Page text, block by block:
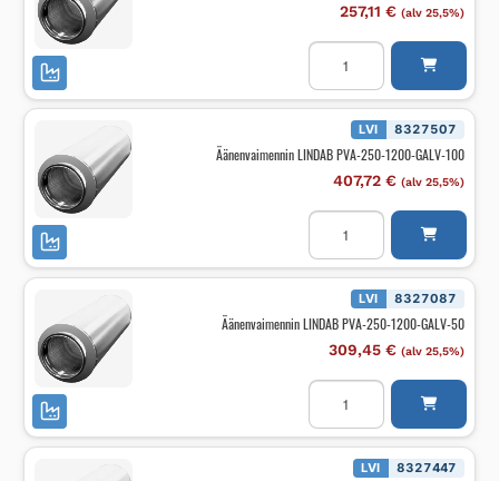
257,11 € (alv 25,5%)
Äänenvaimennin
LINDAB
200-
900-
GALV-
määrä
LVI 8327507
Äänenvaimennin LINDAB PVA-250-1200-GALV-100
407,72 € (alv 25,5%)
Äänenvaimennin
LINDAB
250-
1200-
GALV-
määrä
LVI 8327087
Äänenvaimennin LINDAB PVA-250-1200-GALV-50
309,45 € (alv 25,5%)
Äänenvaimennin
LINDAB
250-
1200-
LVI 8327447